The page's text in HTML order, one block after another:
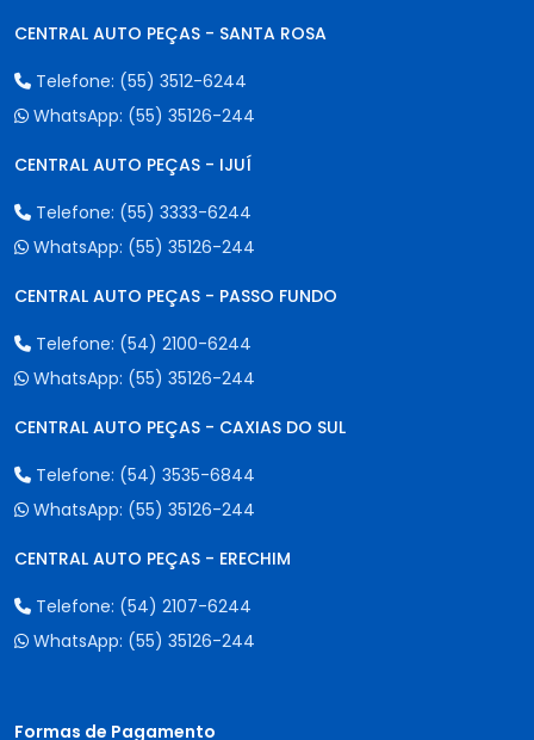
CENTRAL AUTO PEÇAS - SANTA ROSA
Telefone: (55) 3512-6244
WhatsApp: (55) 35126-244
CENTRAL AUTO PEÇAS - IJUÍ
Telefone: (55) 3333-6244
WhatsApp: (55) 35126-244
CENTRAL AUTO PEÇAS - PASSO FUNDO
Telefone: (54) 2100-6244
WhatsApp: (55) 35126-244
CENTRAL AUTO PEÇAS - CAXIAS DO SUL
Telefone: (54) 3535-6844
WhatsApp: (55) 35126-244
CENTRAL AUTO PEÇAS - ERECHIM
Telefone: (54) 2107-6244
WhatsApp: (55) 35126-244
Formas de Pagamento